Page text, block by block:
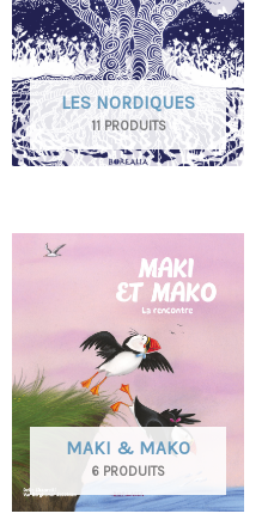
LES NORDIQUES
11 PRODUITS
MAKI & MAKO
6 PRODUITS